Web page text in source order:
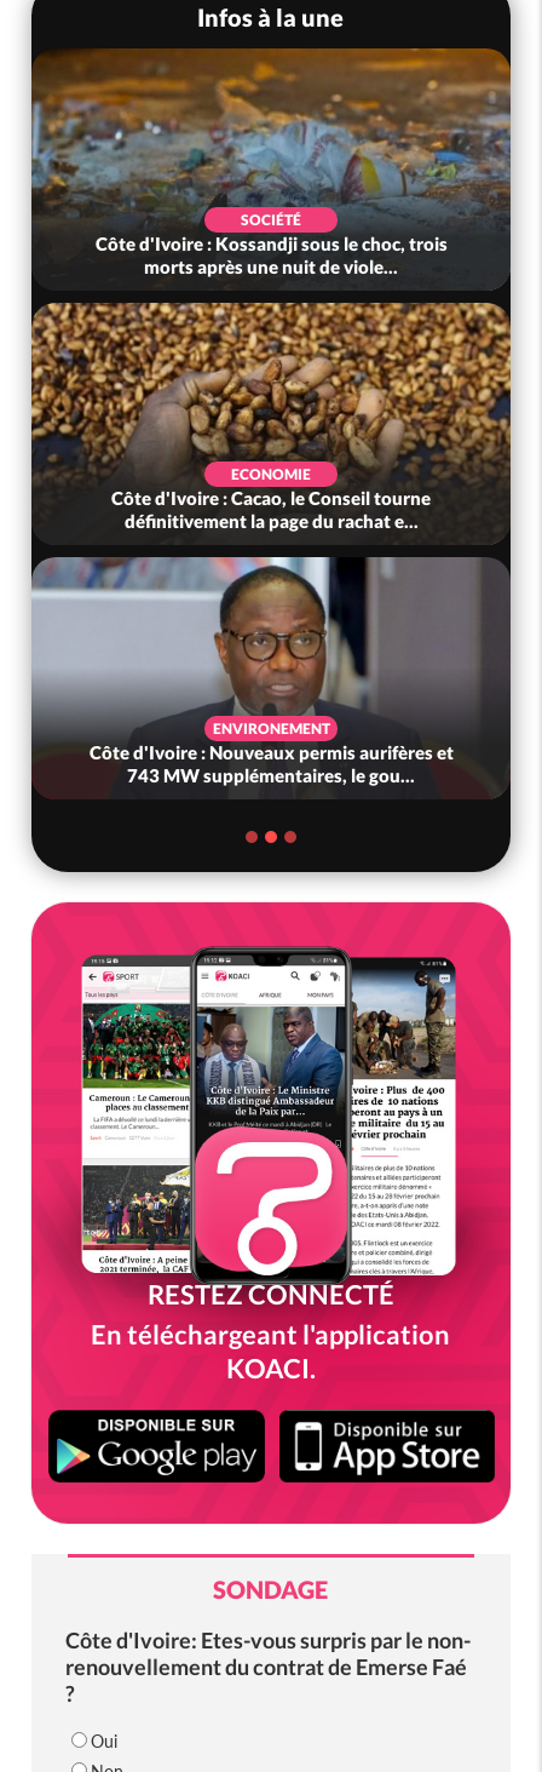
Infos à la une
SOCIÉTÉ
Côte d'Ivoire : Kossandji sous le choc, trois
morts après une nuit de viole...
ECONOMIE
Côte d'Ivoire : Cacao, le Conseil tourne
définitivement la page du rachat e...
ENVIRONEMENT
Côte d'Ivoire : Nouveaux permis aurifères et
743 MW supplémentaires, le gou...
RESTEZ CONNECTÉ
En téléchargeant l'application
KOACI.
SONDAGE
Côte d'Ivoire: Etes-vous surpris par le non-
renouvellement du contrat de Emerse Faé
?
Oui